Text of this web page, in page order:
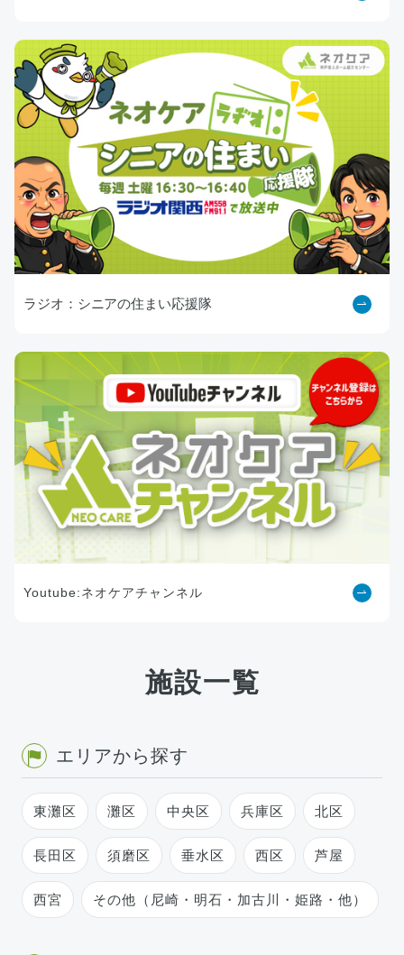
ラジオ：シニアの住まい応援隊
Youtube:ネオケアチャンネル
施設一覧
エリアから探す
東灘区 灘区 中央区 兵庫区 北区
長田区 須磨区 垂水区 西区 芦屋
西宮 その他（尼崎・明石・加古川・姫路・他）